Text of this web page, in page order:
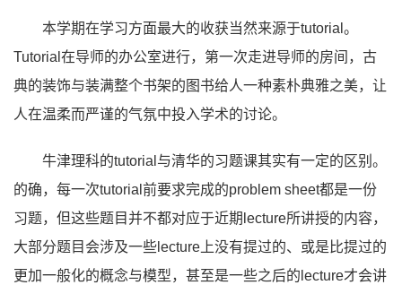
本学期在学习方面最大的收获当然来源于tutorial。
Tutorial在导师的办公室进行，第一次走进导师的房间，古
典的装饰与装满整个书架的图书给人一种素朴典雅之美，让
人在温柔而严谨的气氛中投入学术的讨论。
牛津理科的tutorial与清华的习题课其实有一定的区别。
的确，每一次tutorial前要求完成的problem sheet都是一份
习题，但这些题目并不都对应于近期lecture所讲授的内容，
大部分题目会涉及一些lecture上没有提过的、或是比提过的
更加一般化的概念与模型，甚至是一些之后的lecture才会讲